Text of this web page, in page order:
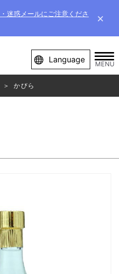
迷惑メールにご注意くださ
×
Language MENU
かびら